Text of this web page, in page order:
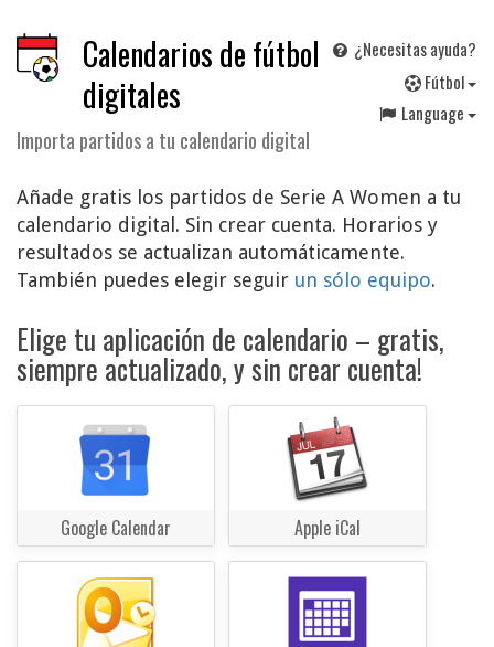
Calendarios de fútbol
digitales
Importa partidos a tu calendario digital
¿Necesitas ayuda?
Fútbol
Language
Añade gratis los partidos de Serie A Women a tu
calendario digital. Sin crear cuenta. Horarios y
resultados se actualizan automáticamente.
También puedes elegir seguir un sólo equipo.
Elige tu aplicación de calendario – gratis,
siempre actualizado, y sin crear cuenta!
Google Calendar Apple iCal